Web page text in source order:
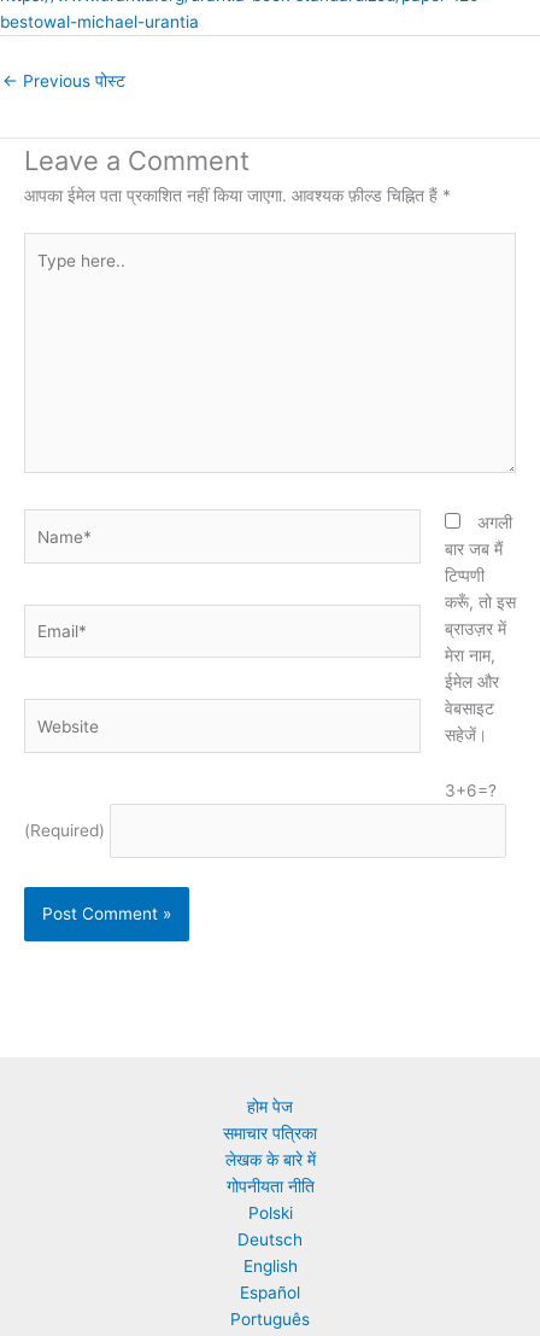
bestowal-michael-urantia
← Previous पोस्ट
Leave a Comment
आपका ईमेल पता प्रकाशित नहीं किया जाएगा. आवश्यक फ़ील्ड चिह्नित हैं *
here..
अगली
बार जब मैं
टिप्पणी
करूँ, तो इस
ब्राउज़र में
मेरा नाम,
ईमेल और
वेबसाइट
सहेजें।
3+6=?
(Required)
होम पेज
समाचार पत्रिका
लेखक के बारे में
गोपनीयता नीति
Polski
Deutsch
English
Español
Português